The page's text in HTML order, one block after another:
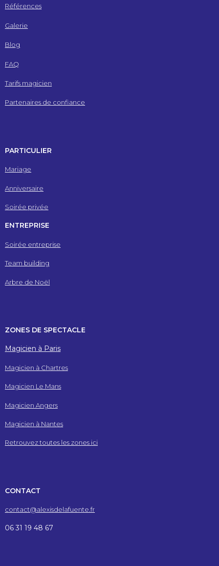
Références
Galerie
Blog
FAQ
Tarifs magicien
Partenaires de confiance
PARTICULIER
Mariage
Anniversaire
Soirée privée
ENTREPRISE
Soirée entreprise
Team building
Arbre de Noël
ZONES DE SPECTACLE
Magicien à Paris
Magicien à Chartres
Magicien Le Mans
Magicien Angers
Magicien à Nantes
Retrouvez toutes les zones ici
CONTACT
contact@alexisdelafuente.fr
06 31 19 48 67